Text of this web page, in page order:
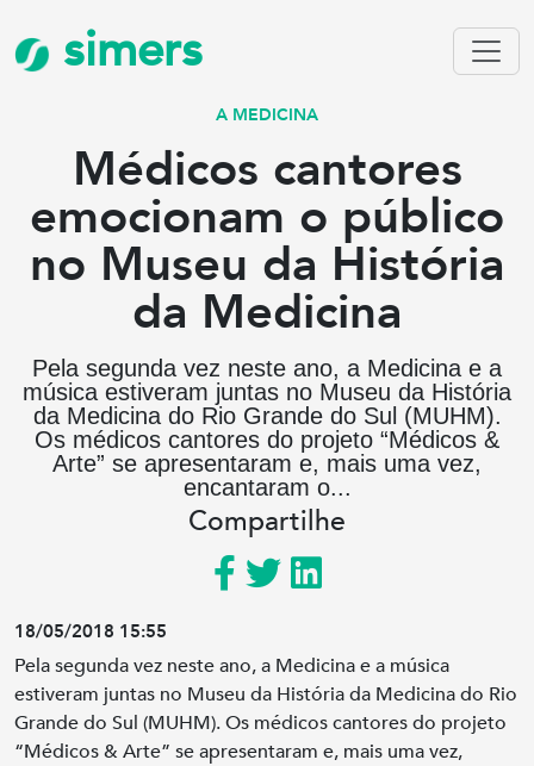
simers
A MEDICINA
Médicos cantores
emocionam o público
no Museu da História
da Medicina
Pela segunda vez neste ano, a Medicina e a
música estiveram juntas no Museu da História
da Medicina do Rio Grande do Sul (MUHM).
Os médicos cantores do projeto “Médicos &
Arte” se apresentaram e, mais uma vez,
encantaram o...
Compartilhe
18/05/2018 15:55
Pela segunda vez neste ano, a Medicina e a música
estiveram juntas no Museu da História da Medicina do Rio
Grande do Sul (MUHM). Os médicos cantores do projeto
“Médicos & Arte” se apresentaram e, mais uma vez,